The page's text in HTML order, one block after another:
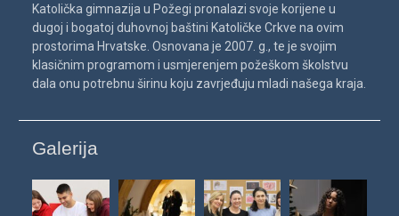
Katolička gimnazija u Požegi pronalazi svoje korijene u
dugoj i bogatoj duhovnoj baštini Katoličke Crkve na ovim
prostorima Hrvatske. Osnovana je 2007. g., te je svojim
klasičnim programom i usmjerenjem požeškom školstvu
dala onu potrebnu širinu koju zavrjeđuju mladi našega kraja.
Galerija